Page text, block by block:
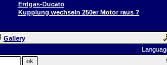
Erdgas-Ducato
Kupplung wechseln 250er Motor raus ?
Gallery